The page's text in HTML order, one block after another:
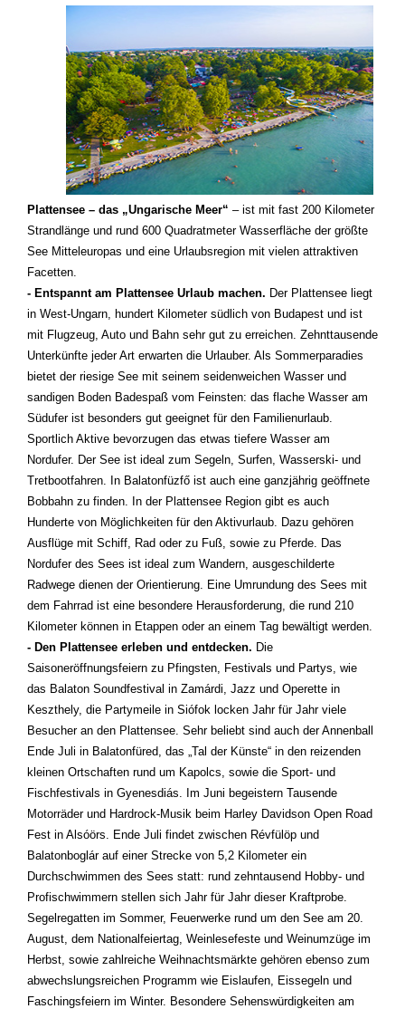
Plattensee – das „Ungarische Meer“ – ist mit fast 200 Kilometer
Strandlänge und rund 600 Quadratmeter Wasserfläche der größte
See Mitteleuropas und eine Urlaubsregion mit vielen attraktiven
Facetten.
- Entspannt am Plattensee Urlaub machen. Der Plattensee liegt
in West-Ungarn, hundert Kilometer südlich von Budapest und ist
mit Flugzeug, Auto und Bahn sehr gut zu erreichen. Zehnttausende
Unterkünfte jeder Art erwarten die Urlauber. Als Sommerparadies
bietet der riesige See mit seinem seidenweichen Wasser und
sandigen Boden Badespaß vom Feinsten: das flache Wasser am
Südufer ist besonders gut geeignet für den Familienurlaub.
Sportlich Aktive bevorzugen das etwas tiefere Wasser am
Nordufer. Der See ist ideal zum Segeln, Surfen, Wasserski- und
Tretbootfahren. In Balatonfüzfő ist auch eine ganzjährig geöffnete
Bobbahn zu finden. In der Plattensee Region gibt es auch
Hunderte von Möglichkeiten für den Aktivurlaub. Dazu gehören
Ausflüge mit Schiff, Rad oder zu Fuß, sowie zu Pferde. Das
Nordufer des Sees ist ideal zum Wandern, ausgeschilderte
Radwege dienen der Orientierung. Eine Umrundung des Sees mit
dem Fahrrad ist eine besondere Herausforderung, die rund 210
Kilometer können in Etappen oder an einem Tag bewältigt werden.
- Den Plattensee erleben und entdecken. Die
Saisoneröffnungsfeiern zu Pfingsten, Festivals und Partys, wie
das Balaton Soundfestival in Zamárdi, Jazz und Operette in
Keszthely, die Partymeile in Siófok locken Jahr für Jahr viele
Besucher an den Plattensee. Sehr beliebt sind auch der Annenball
Ende Juli in Balatonfüred, das „Tal der Künste“ in den reizenden
kleinen Ortschaften rund um Kapolcs, sowie die Sport- und
Fischfestivals in Gyenesdiás. Im Juni begeistern Tausende
Motorräder und Hardrock-Musik beim Harley Davidson Open Road
Fest in Alsóörs. Ende Juli findet zwischen Révfülöp und
Balatonboglár auf einer Strecke von 5,2 Kilometer ein
Durchschwimmen des Sees statt: rund zehntausend Hobby- und
Profischwimmern stellen sich Jahr für Jahr dieser Kraftprobe.
Segelregatten im Sommer, Feuerwerke rund um den See am 20.
August, dem Nationalfeiertag, Weinlesefeste und Weinumzüge im
Herbst, sowie zahlreiche Weihnachtsmärkte gehören ebenso zum
abwechslungsreichen Programm wie Eislaufen, Eissegeln und
Faschingsfeiern im Winter. Besondere Sehenswürdigkeiten am